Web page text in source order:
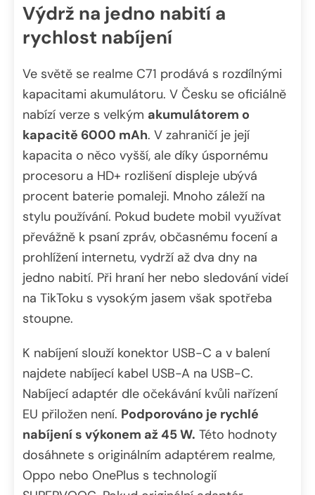
Výdrž na jedno nabití a
rychlost nabíjení
Ve světě se realme C71 prodává s rozdílnými
kapacitami akumulátoru. V Česku se oficiálně
nabízí verze s velkým akumulátorem o
kapacitě 6000 mAh. V zahraničí je její
kapacita o něco vyšší, ale díky úspornému
procesoru a HD+ rozlišení displeje ubývá
procent baterie pomaleji. Mnoho záleží na
stylu používání. Pokud budete mobil využívat
převážně k psaní zpráv, občasnému focení a
prohlížení internetu, vydrží až dva dny na
jedno nabití. Při hraní her nebo sledování videí
na TikToku s vysokým jasem však spotřeba
stoupne.
K nabíjení slouží konektor USB-C a v balení
najdete nabíjecí kabel USB-A na USB-C.
Nabíjecí adaptér dle očekávání kvůli nařízení
EU přiložen není. Podporováno je rychlé
nabíjení s výkonem až 45 W. Této hodnoty
dosáhnete s originálním adaptérem realme,
Oppo nebo OnePlus s technologií